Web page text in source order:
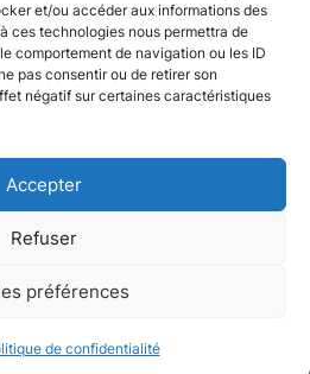
et/ou accéder aux informations des
ces technologies nous permettra de
comportement de navigation ou les ID
pas consentir ou de retirer son
négatif sur certaines caractéristiques
Accepter
Refuser
préférences
de confidentialité
:Plate